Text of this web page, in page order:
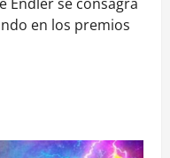
en los premios